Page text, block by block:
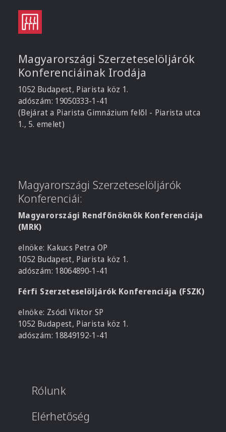
Magyarországi Szerzeteselöljárók
Konferenciáinak Irodája
1052 Budapest, Piarista köz 1.
adószám: 19050333-1-41
(Bejárat a Piarista Gimnázium felől - Piarista utca
1., 5. emelet)
Magyarországi Szerzeteselöljárók
Konferenciái:
Magyarországi Rendfőnöknők Konferenciája
(MRK)
elnöke: Kakucs Petra OP
1052 Budapest, Piarista köz 1.
adószám: 18064890-1-41
Férfi Szerzeteselöljárók Konferenciája (FSZK)
elnöke: Zsódi Viktor SP
1052 Budapest, Piarista köz 1.
adószám: 18849192-1-41
Rólunk
Elérhetőség